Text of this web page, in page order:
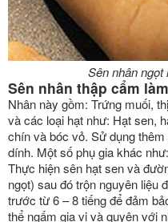
Sên nhân ngọt
Sên nhân thập cẩm
Nhân này gồm: Trứng muối,
và các loại hạt như: Hạt sen,
chín và bóc vỏ. Sử dụng
dính. Một số phụ gia khác
Thực hiện sên hạt sen và
ngọt) sau đó trộn nguyên liệu
trước từ 6 – 8 tiếng để đảm
thể ngấm gia vị và quyện với